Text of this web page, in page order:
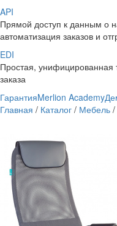
API
Прямой доступ к данным о
автоматизация заказов и
EDI
Простая, унифицированная
заказа
ГарантияMerlion Academy
Главная / Каталог / Мебель /